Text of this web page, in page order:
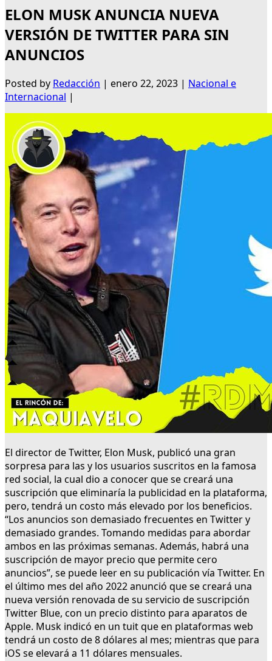
ELON MUSK ANUNCIA NUEVA
VERSIÓN DE TWITTER PARA SIN
ANUNCIOS
Posted by Redacción | enero 22, 2023 | Nacional e
Internacional |
El director de Twitter, Elon Musk, publicó una gran
sorpresa para las y los usuarios suscritos en la famosa
red social, la cual dio a conocer que se creará una
suscripción que eliminaría la publicidad en la plataforma,
pero, tendrá un costo más elevado por los beneficios.
“Los anuncios son demasiado frecuentes en Twitter y
demasiado grandes. Tomando medidas para abordar
ambos en las próximas semanas. Además, habrá una
suscripción de mayor precio que permite cero
anuncios”, se puede leer en su publicación vía Twitter. En
el último mes del año 2022 anunció que se creará una
nueva versión renovada de su servicio de suscripción
Twitter Blue, con un precio distinto para aparatos de
Apple. Musk indicó en un tuit que en plataformas web
tendrá un costo de 8 dólares al mes; mientras que para
iOS se elevará a 11 dólares mensuales.